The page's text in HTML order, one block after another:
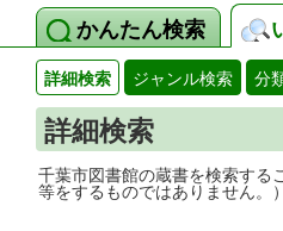
かんたん検索
詳細検索 ジャンル検索 分
詳細検索
千葉市図書館の蔵書
等をするものではありません。）